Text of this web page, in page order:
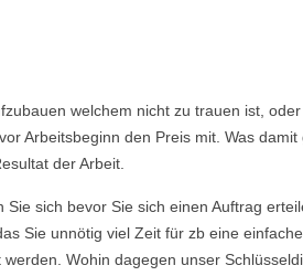
welchem nicht zu trauen ist,
Arbeitsbeginn den Preis mit. Was
der Arbeit.
sich bevor Sie sich einen Auftrag
Sie unnötig viel Zeit für zb eine
Wohin dagegen unser